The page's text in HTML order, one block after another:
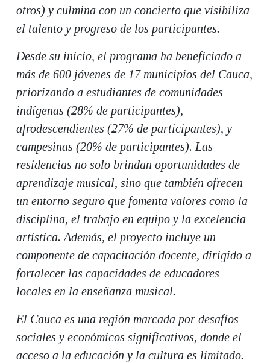
otros) y culmina con un concierto que visibiliza
el talento y progreso de los participantes.
Desde su inicio, el programa ha beneficiado a
más de 600 jóvenes de 17 municipios del Cauca,
priorizando a estudiantes de comunidades
indígenas (28% de participantes),
afrodescendientes (27% de participantes), y
campesinas (20% de participantes). Las
residencias no solo brindan oportunidades de
aprendizaje musical, sino que también ofrecen
un entorno seguro que fomenta valores como la
disciplina, el trabajo en equipo y la excelencia
artística. Además, el proyecto incluye un
componente de capacitación docente, dirigido a
fortalecer las capacidades de educadores
locales en la enseñanza musical.
El Cauca es una región marcada por desafíos
sociales y económicos significativos, donde el
acceso a la educación y la cultura es limitado.